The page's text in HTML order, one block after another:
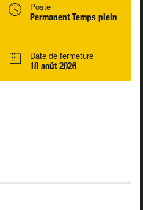
Poste
Permanent Temps plein
Date de fermeture
18 août 2026